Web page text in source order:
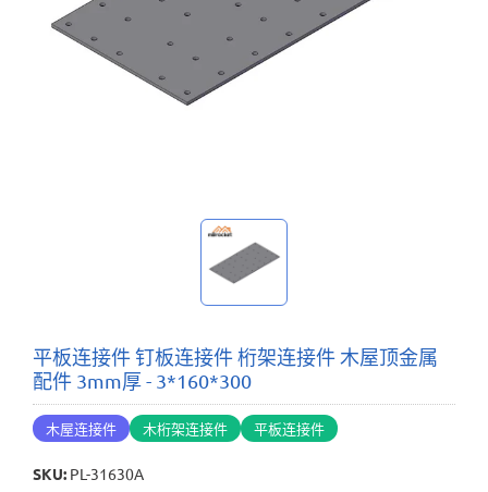
平板连接件 钉板连接件 桁架连接件 木屋顶金属
配件 3mm厚 - 3*160*300
木屋连接件 木桁架连接件 平板连接件
SKU: PL-31630A